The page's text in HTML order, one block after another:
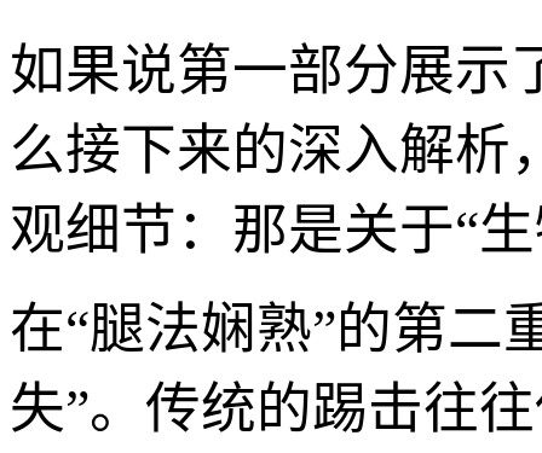
如果说第一部分展示
么接下来的深入解析
观细节：那是关于“
在“腿法娴熟”的第二
失”。传统的踢击往